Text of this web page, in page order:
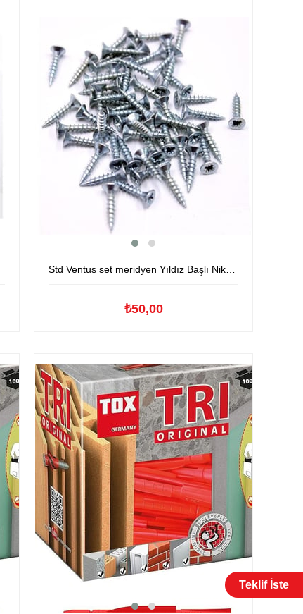
Teklif İste
Std Ventus set meridyen Yıldız Başlı Nikel Sunta Vidası
₺50,00